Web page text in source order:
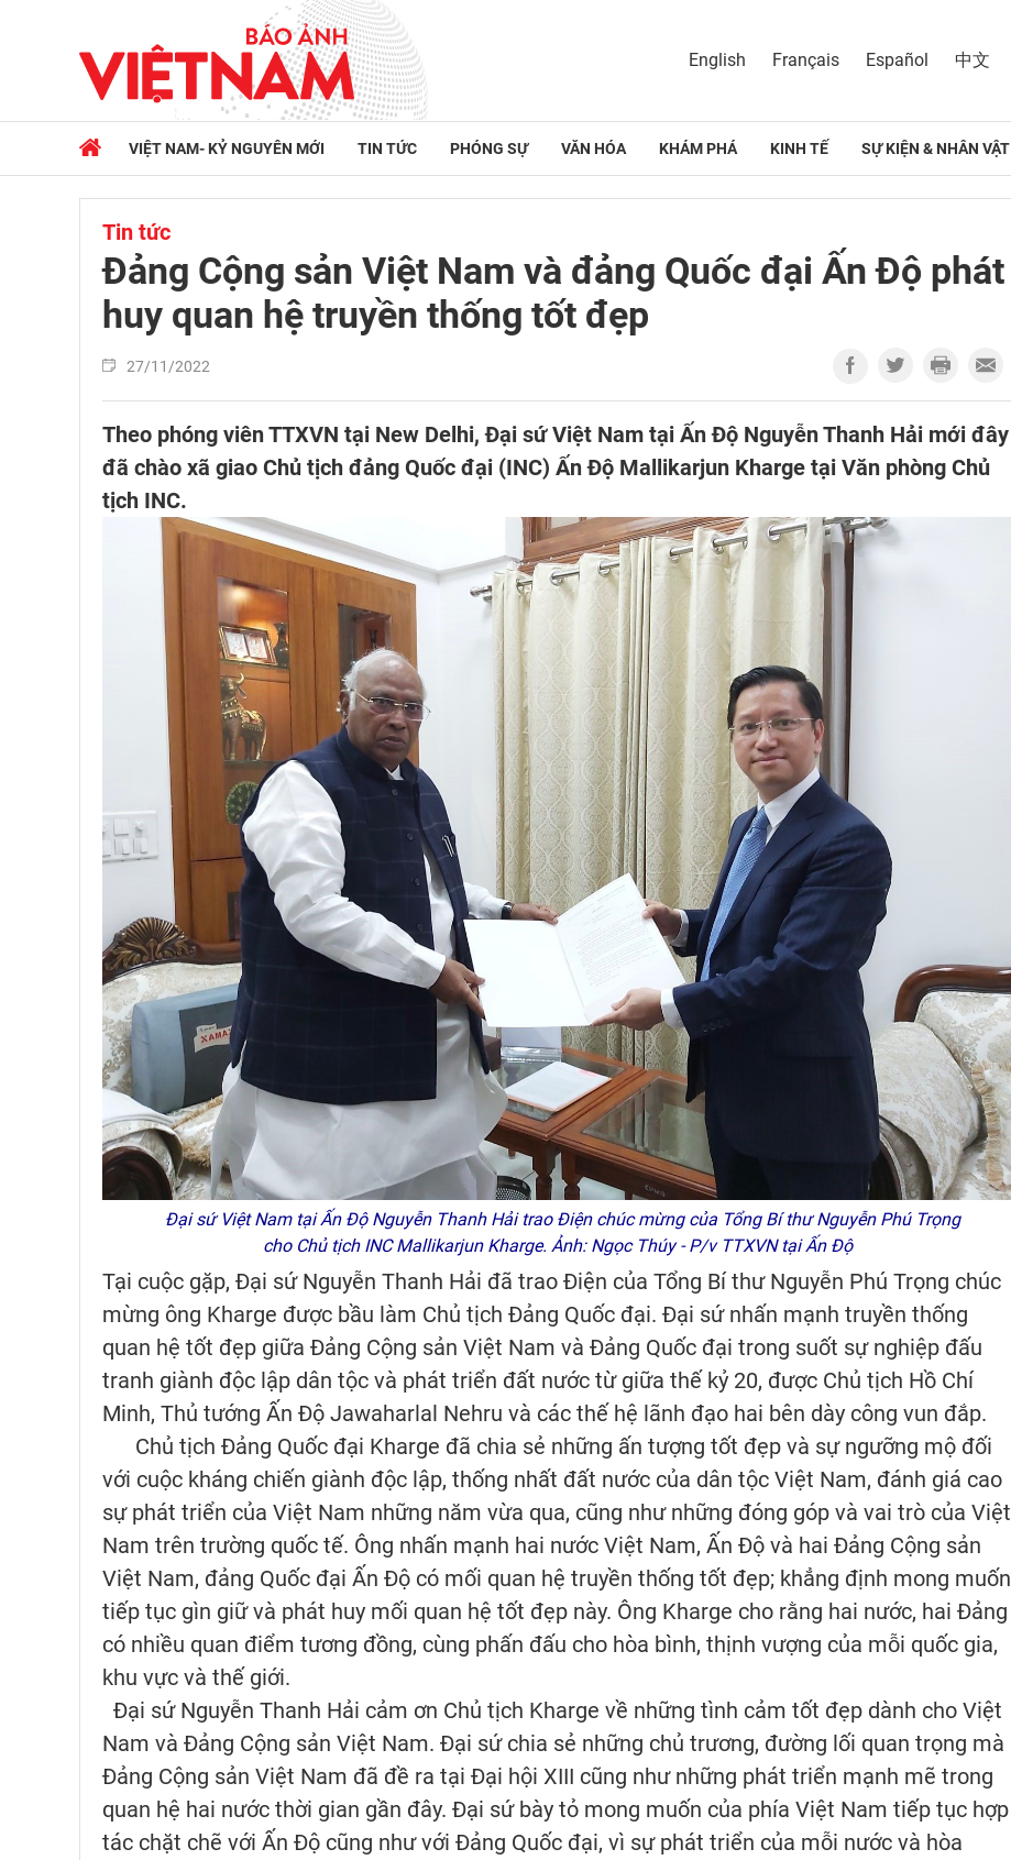
English Français Español 中文
VIỆT NAM- KỶ NGUYÊN MỚI TIN TỨC PHÓNG SỰ VĂN HÓA KHÁM PHÁ KINH TẾ SỰ KIỆN & NHÂN VẬT
Tin tức
Đảng Cộng sản Việt Nam và đảng Quốc đại Ấn Độ phát
huy quan hệ truyền thống tốt đẹp
27/11/2022
Theo phóng viên TTXVN tại New Delhi, Đại sứ Việt Nam tại Ấn Độ Nguyễn Thanh Hải mới đây
đã chào xã giao Chủ tịch đảng Quốc đại (INC) Ấn Độ Mallikarjun Kharge tại Văn phòng Chủ
tịch INC.
Đại sứ Việt Nam tại Ấn Độ Nguyễn Thanh Hải trao Điện chúc mừng của Tổng Bí thư Nguyễn Phú Trọng
cho Chủ tịch INC Mallikarjun Kharge. Ảnh: Ngọc Thúy - P/v TTXVN tại Ấn Độ
Tại cuộc gặp, Đại sứ Nguyễn Thanh Hải đã trao Điện của Tổng Bí thư Nguyễn Phú Trọng chúc
mừng ông Kharge được bầu làm Chủ tịch Đảng Quốc đại. Đại sứ nhấn mạnh truyền thống
quan hệ tốt đẹp giữa Đảng Cộng sản Việt Nam và Đảng Quốc đại trong suốt sự nghiệp đấu
tranh giành độc lập dân tộc và phát triển đất nước từ giữa thế kỷ 20, được Chủ tịch Hồ Chí
Minh, Thủ tướng Ấn Độ Jawaharlal Nehru và các thế hệ lãnh đạo hai bên dày công vun đắp.
Chủ tịch Đảng Quốc đại Kharge đã chia sẻ những ấn tượng tốt đẹp và sự ngưỡng mộ đối
với cuộc kháng chiến giành độc lập, thống nhất đất nước của dân tộc Việt Nam, đánh giá cao
sự phát triển của Việt Nam những năm vừa qua, cũng như những đóng góp và vai trò của Việt
Nam trên trường quốc tế. Ông nhấn mạnh hai nước Việt Nam, Ấn Độ và hai Đảng Cộng sản
Việt Nam, đảng Quốc đại Ấn Độ có mối quan hệ truyền thống tốt đẹp; khẳng định mong muốn
tiếp tục gìn giữ và phát huy mối quan hệ tốt đẹp này. Ông Kharge cho rằng hai nước, hai Đảng
có nhiều quan điểm tương đồng, cùng phấn đấu cho hòa bình, thịnh vượng của mỗi quốc gia,
khu vực và thế giới.
Đại sứ Nguyễn Thanh Hải cảm ơn Chủ tịch Kharge về những tình cảm tốt đẹp dành cho Việt
Nam và Đảng Cộng sản Việt Nam. Đại sứ chia sẻ những chủ trương, đường lối quan trọng mà
Đảng Cộng sản Việt Nam đã đề ra tại Đại hội XIII cũng như những phát triển mạnh mẽ trong
quan hệ hai nước thời gian gần đây. Đại sứ bày tỏ mong muốn của phía Việt Nam tiếp tục hợp
tác chặt chẽ với Ấn Độ cũng như với Đảng Quốc đại, vì sự phát triển của mỗi nước và hòa